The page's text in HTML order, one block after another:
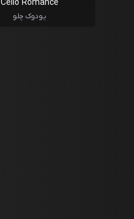
Cello Romance
یودوک چلو